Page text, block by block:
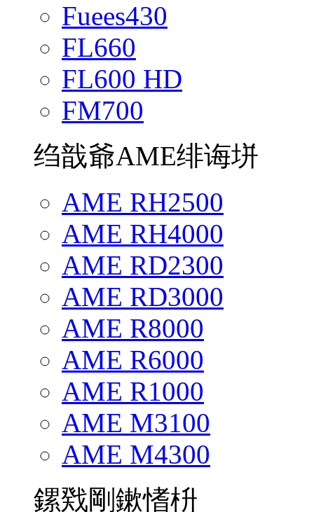
Fuees430
FL660
FL600 HD
FM700
绉戠爺AME绯诲垪
AME RH2500
AME RH4000
AME RD2300
AME RD3000
AME R8000
AME R6000
AME R1000
AME M3100
AME M4300
鏍戣剛鏉愭枡